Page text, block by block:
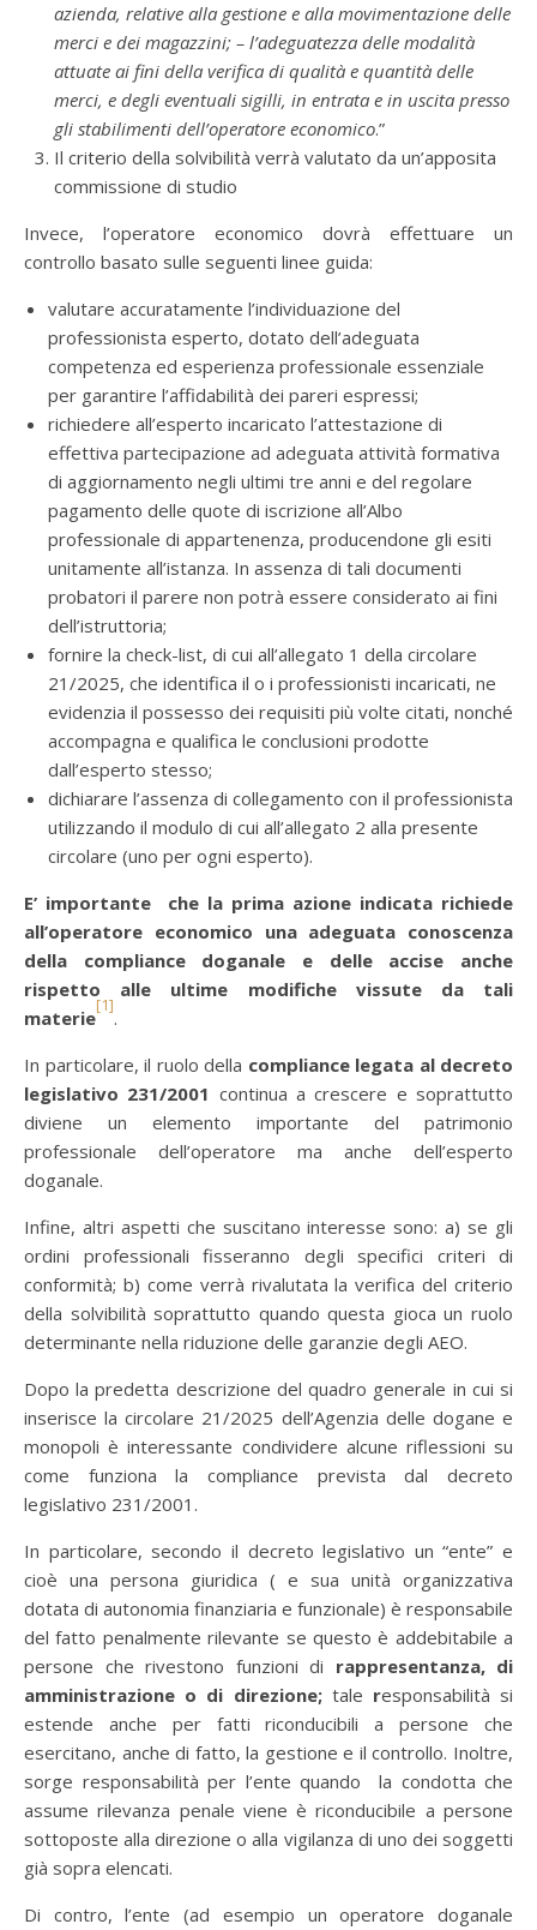
azienda, relative alla gestione e alla movimentazione delle
merci e dei magazzini; – l’adeguatezza delle modalità
attuate ai fini della verifica di qualità e quantità delle
merci, e degli eventuali sigilli, in entrata e in uscita presso
gli stabilimenti dell’operatore economico.”
Il criterio della solvibilità verrà valutato da un’apposita
commissione di studio
Invece, l’operatore economico dovrà effettuare un
controllo basato sulle seguenti linee guida:
valutare accuratamente l’individuazione del
professionista esperto, dotato dell’adeguata
competenza ed esperienza professionale essenziale
per garantire l’affidabilità dei pareri espressi;
richiedere all’esperto incaricato l’attestazione di
effettiva partecipazione ad adeguata attività formativa
di aggiornamento negli ultimi tre anni e del regolare
pagamento delle quote di iscrizione all’Albo
professionale di appartenenza, producendone gli esiti
unitamente all’istanza. In assenza di tali documenti
probatori il parere non potrà essere considerato ai fini
dell’istruttoria;
fornire la check-list, di cui all’allegato 1 della circolare
21/2025, che identifica il o i professionisti incaricati, ne
evidenzia il possesso dei requisiti più volte citati, nonché
accompagna e qualifica le conclusioni prodotte
dall’esperto stesso;
dichiarare l’assenza di collegamento con il professionista
utilizzando il modulo di cui all’allegato 2 alla presente
circolare (uno per ogni esperto).
E’ importante che la prima azione indicata richiede
all’operatore economico una adeguata conoscenza
della compliance doganale e delle accise anche
rispetto alle ultime modifiche vissute da tali
materie
[1]
.
In particolare, il ruolo della compliance legata al decreto
legislativo 231/2001 continua a crescere e soprattutto
diviene un elemento importante del patrimonio
professionale dell’operatore ma anche dell’esperto
doganale.
Infine, altri aspetti che suscitano interesse sono: a) se gli
ordini professionali fisseranno degli specifici criteri di
conformità; b) come verrà rivalutata la verifica del criterio
della solvibilità soprattutto quando questa gioca un ruolo
determinante nella riduzione delle garanzie degli AEO.
Dopo la predetta descrizione del quadro generale in cui si
inserisce la circolare 21/2025 dell’Agenzia delle dogane e
monopoli è interessante condividere alcune riflessioni su
come funziona la compliance prevista dal decreto
legislativo 231/2001.
In particolare, secondo il decreto legislativo un “ente” e
cioè una persona giuridica ( e sua unità organizzativa
dotata di autonomia finanziaria e funzionale) è responsabile
del fatto penalmente rilevante se questo è addebitabile a
persone che rivestono funzioni di rappresentanza, di
amministrazione o di direzione; tale responsabilità si
estende anche per fatti riconducibili a persone che
esercitano, anche di fatto, la gestione e il controllo. Inoltre,
sorge responsabilità per l’ente quando la condotta che
assume rilevanza penale viene è riconducibile a persone
sottoposte alla direzione o alla vigilanza di uno dei soggetti
già sopra elencati.
Di contro, l’ente (ad esempio un operatore doganale